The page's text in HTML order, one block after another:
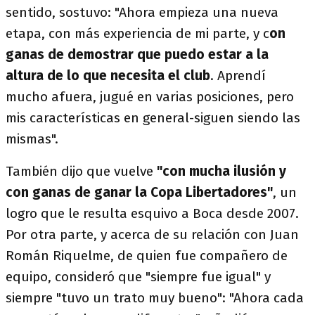
sentido, sostuvo: "Ahora empieza una nueva
etapa, con más experiencia de mi parte, y con
ganas de demostrar que puedo estar a la
altura de lo que necesita el club. Aprendí
mucho afuera, jugué en varias posiciones, pero
mis características en general-siguen siendo las
mismas".
También dijo que vuelve "con mucha ilusión y
con ganas de ganar la Copa Libertadores", un
logro que le resulta esquivo a Boca desde 2007.
Por otra parte, y acerca de su relación con Juan
Román Riquelme, de quien fue compañero de
equipo, consideró que "siempre fue igual" y
siempre "tuvo un trato muy bueno": "Ahora cada